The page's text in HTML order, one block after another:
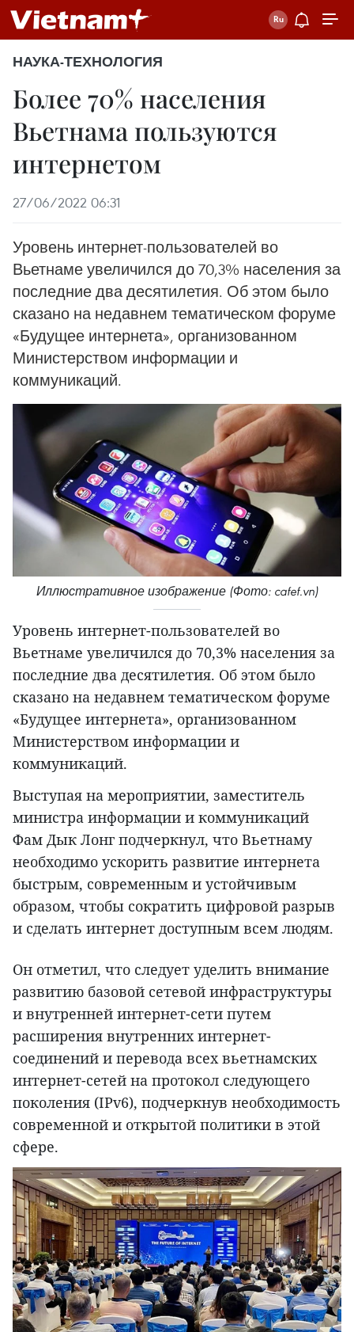
НАУКА-ТЕХНОЛОГИЯ
Более 70% населения
Вьетнама пользуются
интернетом
27/06/2022 06:31
Уровень интернет-пользователей во
Вьетнаме увеличился до 70,3% населения за
последние два десятилетия. Об этом было
сказано на недавнем тематическом форуме
«Будущее интернета», организованном
Министерством информации и
коммуникаций.
Иллюстративное изображение (Фото: cafef.vn)
Уровень интернет-пользователей во
Вьетнаме увеличился до 70,3% населения за
последние два десятилетия. Об этом было
сказано на недавнем тематическом форуме
«Будущее интернета», организованном
Министерством информации и
коммуникаций.
Выступая на мероприятии, заместитель
министра информации и коммуникаций
Фам Дык Лонг подчеркнул, что Вьетнаму
необходимо ускорить развитие интернета
быстрым, современным и устойчивым
образом, чтобы сократить цифровой разрыв
и сделать интернет доступным всем людям.
Он отметил, что следует уделить внимание
развитию базовой сетевой инфраструктуры
и внутренней интернет-сети путем
расширения внутренних интернет-
соединений и перевода всех вьетнамских
интернет-сетей на протокол следующего
поколения (IPv6), подчеркнув необходимость
современной и открытой политики в этой
сфере.